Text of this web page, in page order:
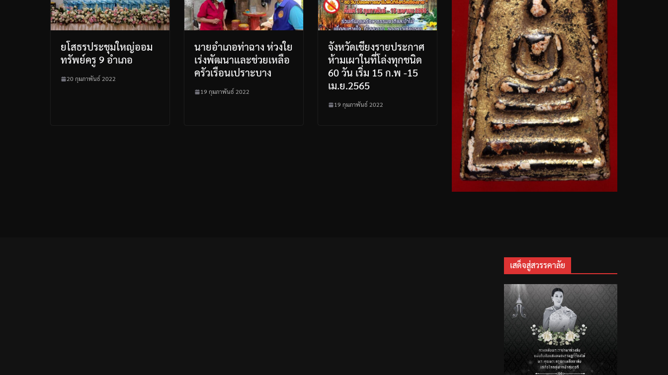
ยโสธรประชุมใหญ่ออม
ทรัพย์ครู 9 อำเภอ
20 กุมภาพันธ์ 2022
นายอำเภอท่าฉาง ห่วงใย
เร่งพัฒนาและช่วยเหลือ
ครัวเรือนเปราะบาง
19 กุมภาพันธ์ 2022
จังหวัดเชียงรายประกาศ
ห้ามเผาในที่โล่งทุกชนิด
60 วัน เริ่ม 15 ก.พ -15
เม.ย.2565
19 กุมภาพันธ์ 2022
เสด็จสู่สวรรคาลัย